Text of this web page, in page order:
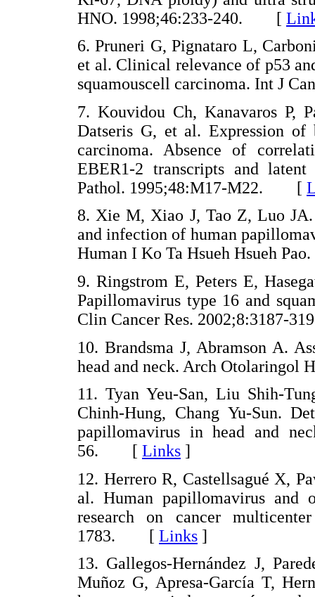
HNO. 1998;46:233-240. [
6. Pruneri G, Pignataro L,
et al. Clinical relevance of p53
squamouscell carcinoma. Int J
7. Kouvidou Ch, Kanavaros P,
Datseris G, et al. Expression of
carcinoma. Absence of
EBER1-2 transcripts and
Pathol. 1995;48:M17-M22. [
8. Xie M, Xiao J, Tao Z, Luo JA.
and infection of human
Human I Ko Ta Hsueh Hsueh
9. Ringstrom E, Peters E,
Papillomavirus type 16 and
Clin Cancer Res.
10. Brandsma J, Abramson A.
head and neck. Arch
11. Tyan Yeu-San, Liu Shih-
Chinh-Hung, Chang Yu-Sun.
papillomavirus in head and
56. [ Links ]
12. Herrero R, Castellsagué X,
al. Human papillomavirus and
research on cancer
1783. [ Links ]
13. Gallegos-Hernández J,
Muñoz G, Apresa-García T,